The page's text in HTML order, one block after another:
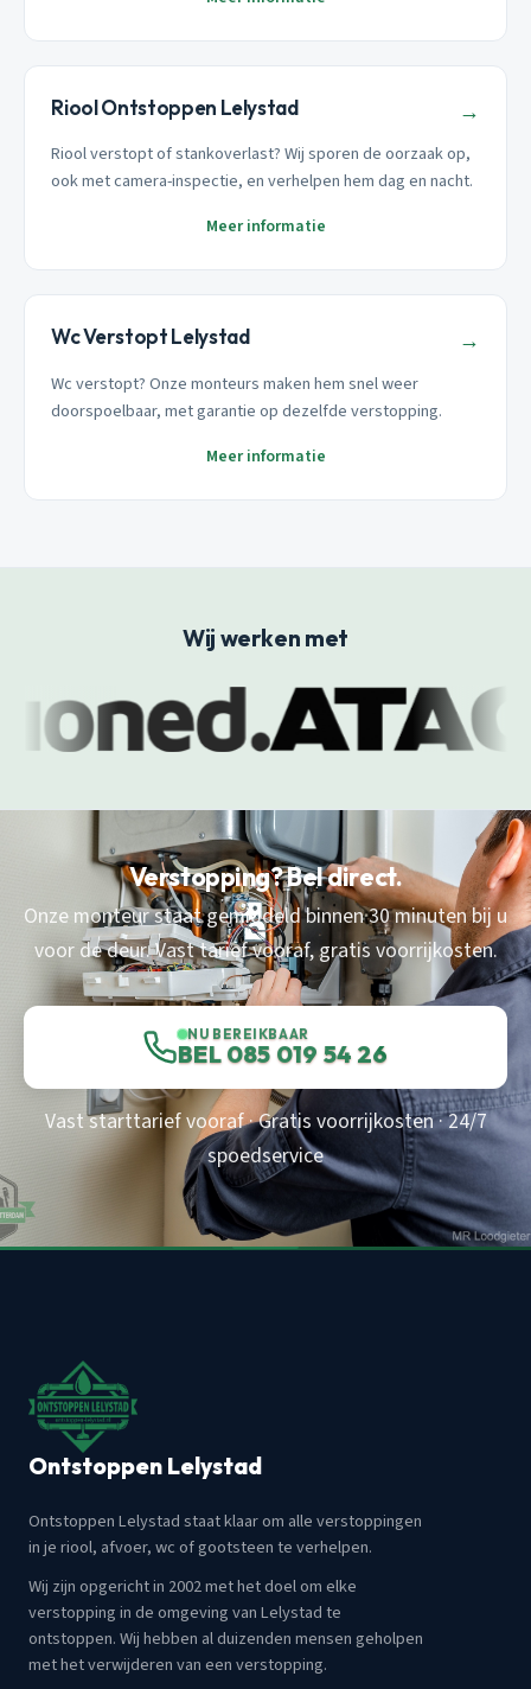
Riool Ontstoppen Lelystad →
Riool verstopt of stankoverlast? Wij sporen de oorzaak op,
ook met camera-inspectie, en verhelpen hem dag en nacht.
Meer informatie
Wc Verstopt Lelystad →
Wc verstopt? Onze monteurs maken hem snel weer
doorspoelbaar, met garantie op dezelfde verstopping.
Meer informatie
Wij werken met
Verstopping? Bel direct.
Onze monteur staat gemiddeld binnen 30 minuten bij u
voor de deur. Vast tarief vooraf, gratis voorrijkosten.
NU BEREIKBAAR
BEL 085 019 54 26
Vast starttarief vooraf · Gratis voorrijkosten · 24/7
spoedservice
Ontstoppen Lelystad
Ontstoppen Lelystad staat klaar om alle verstoppingen
in je riool, afvoer, wc of gootsteen te verhelpen.
Wij zijn opgericht in 2002 met het doel om elke
verstopping in de omgeving van Lelystad te
ontstoppen. Wij hebben al duizenden mensen geholpen
met het verwijderen van een verstopping.